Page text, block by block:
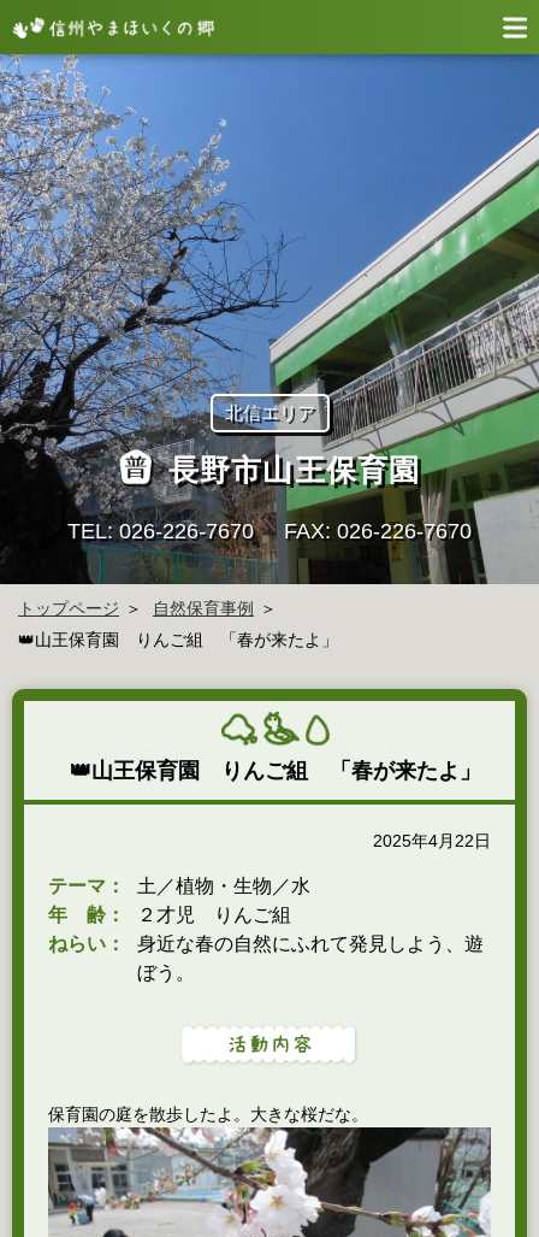
北信エリア
長野市山王保育園
TEL: 026-226-7670 FAX: 026-226-7670
トップページ
自然保育事例
👑山王保育園 りんご組 「春が来たよ」
👑山王保育園 りんご組 「春が来たよ」
2025年4月22日
テーマ：
土／植物・生物／水
年 齢：
２才児 りんご組
ねらい：
身近な春の自然にふれて発見しよう、遊
ぼう。
保育園の庭を散歩したよ。大きな桜だな。